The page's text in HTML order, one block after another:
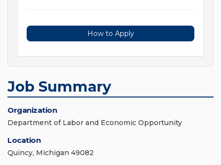
How to Apply
Job Summary
Organization
Department of Labor and Economic Opportunity
Location
Quincy, Michigan 49082